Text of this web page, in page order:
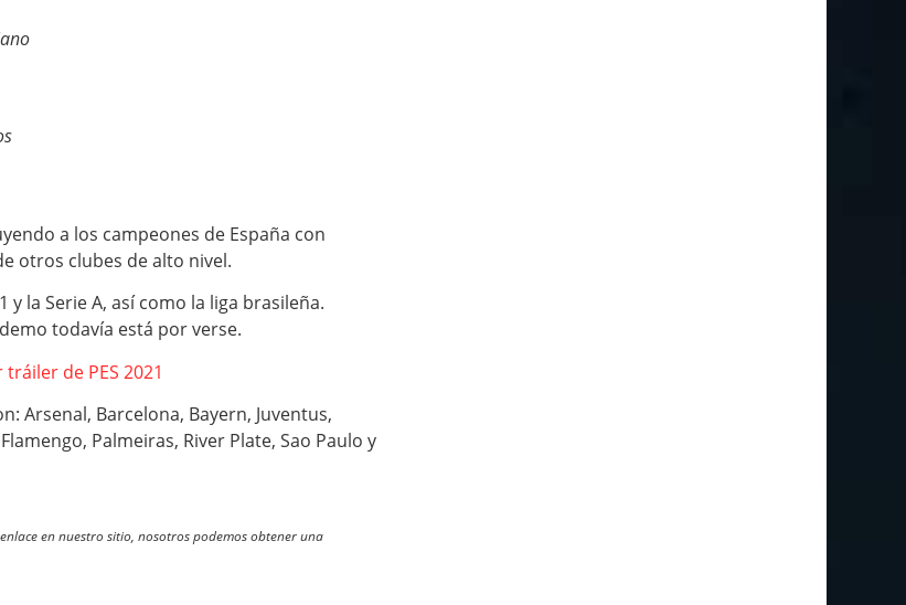
a los campeones de España con
otros clubes de alto nivel.
la Serie A, así como la liga brasileña.
todavía está por verse.
de PES 2021
Arsenal, Barcelona, Bayern, Juventus,
Palmeiras, River Plate, Sao Paulo y
en nuestro sitio, nosotros podemos obtener una